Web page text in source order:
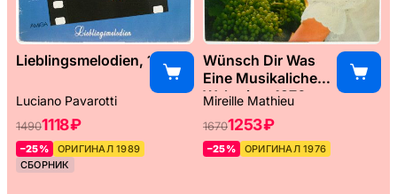
Lieblingsmelodien, 1989
Luciano Pavarotti
14901118 ₽
–25%
ОРИГИНАЛ 1989
СБОРНИК
Wünsch Dir Was
Eine Musikaliche
Weltreise, 1976
Mireille Mathieu
16701253 ₽
–25% ОРИГИНАЛ 1976